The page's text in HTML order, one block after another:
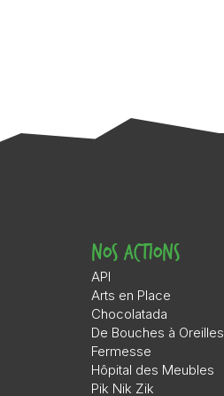
Nos actions
API
Arts en Place
Chocolatada
De Bouches à Oreilles
Fermesse
Hôpital des Meubles
Pik Nik Zik